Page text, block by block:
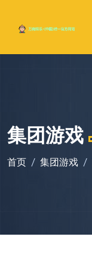
集团游戏
首页 集团游戏